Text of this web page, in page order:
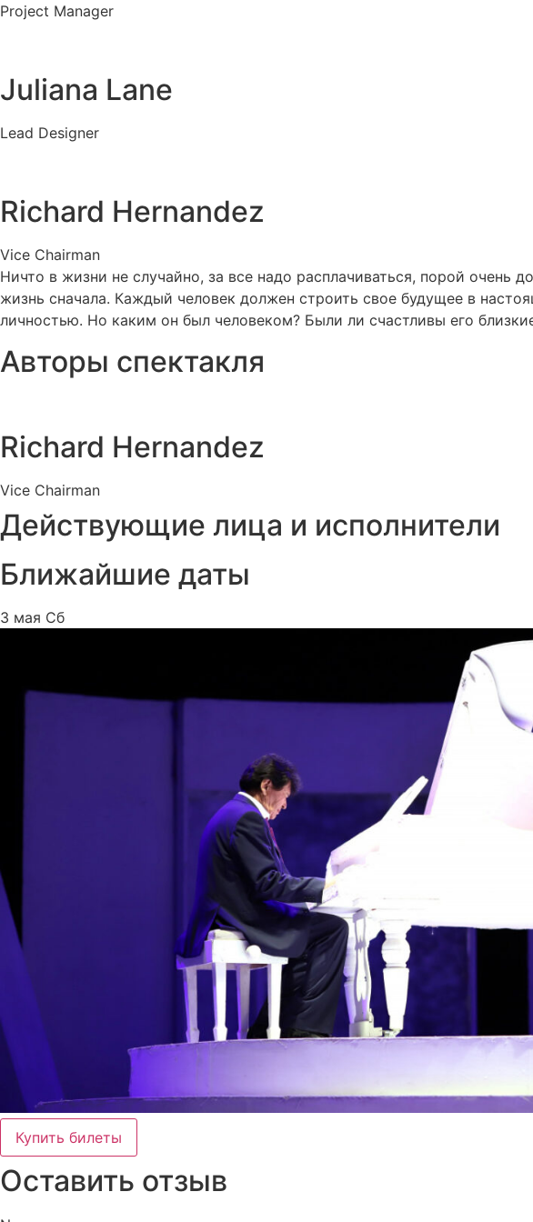
Project Manager
Juliana Lane
Lead Designer
Richard Hernandez
Vice Chairman
Ничто в жизни не случайно, за все надо расплачиваться, порой
жизнь сначала. Каждый человек должен строить свое будущее в
личностью. Но каким он был человеком? Были ли счастливы его
Авторы спектакля
Richard Hernandez
Vice Chairman
Действующие лица и исполнители
Ближайшие даты
3 мая Сб
Купить билеты
Оставить отзыв